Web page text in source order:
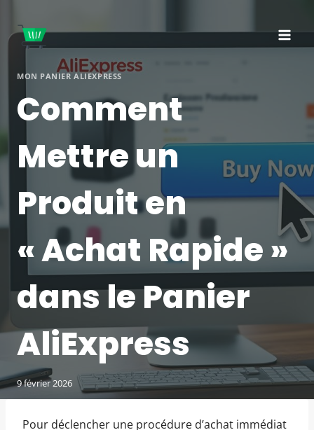
contenu
MON PANIER ALIEXPRESS
Comment
Mettre un
Produit en
« Achat Rapide »
dans le Panier
AliExpress
9 février 2026
Pour déclencher une procédure d’achat immédiat